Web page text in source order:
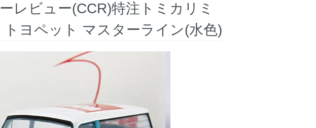
レビュー(CCR)特注トミカリミ
ヨペット マスターライン(水色)